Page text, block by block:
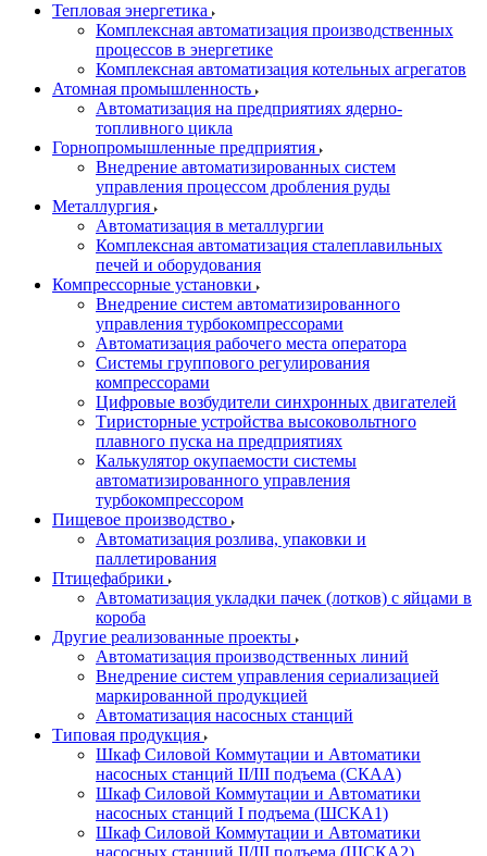
Тепловая энергетика
Комплексная автоматизация производственных
процессов в энергетике
Комплексная автоматизация котельных агрегатов
Атомная промышленность
Автоматизация на предприятиях ядерно-
топливного цикла
Горнопромышленные предприятия
Внедрение автоматизированных систем
управления процессом дробления руды
Металлургия
Автоматизация в металлургии
Комплексная автоматизация сталеплавильных
печей и оборудования
Компрессорные установки
Внедрение систем автоматизированного
управления турбокомпрессорами
Автоматизация рабочего места оператора
Системы группового регулирования
компрессорами
Цифровые возбудители синхронных двигателей
Тиристорные устройства высоковольтного
плавного пуска на предприятиях
Калькулятор окупаемости системы
автоматизированного управления
турбокомпрессором
Пищевое производство
Автоматизация розлива, упаковки и
паллетирования
Птицефабрики
Автоматизация укладки пачек (лотков) с яйцами в
короба
Другие реализованные проекты
Автоматизация производственных линий
Внедрение систем управления сериализацией
маркированной продукцией
Автоматизация насосных станций
Типовая продукция
Шкаф Силовой Коммутации и Автоматики
насосных станций II/III подъема (СКАА)
Шкаф Силовой Коммутации и Автоматики
насосных станций I подъема (ШСКА1)
Шкаф Силовой Коммутации и Автоматики
насосных станций II/III подъема (ШСКА2)